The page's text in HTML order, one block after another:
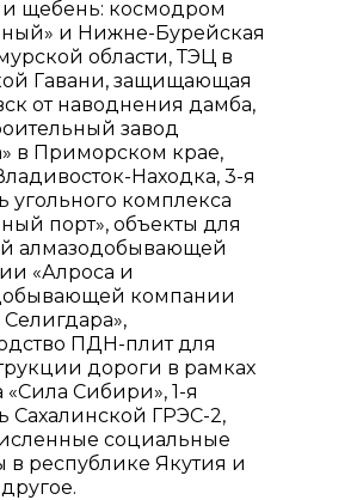
щебень: космодром
и Нижне-Бурейская
области, ТЭЦ в
Гавани, защищающая
от наводнения дамба,
завод
в Приморском крае,
Находка, 3-я
угольного комплекса
порт», объекты для
алмазодобывающей
«Алроса и
компании
Селигдара»,
ПДН-плит для
дороги в рамках
«Сила Сибири», 1-я
Сахалинской ГРЭС-2,
социальные
в республике Якутия и